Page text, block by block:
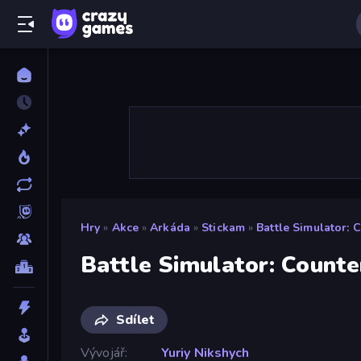
Hry » Akce » Arkáda » Stickam » Battle Simulator:
Battle Simulator:
Sdílet
Vývojář
Yuriy Nikshych